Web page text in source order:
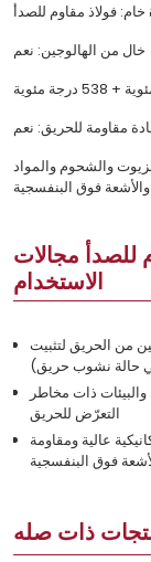
خال من الهالوجين: نعم
مقاومة للحريق: نعم
والشحوم والمواد
للصدأ مجالات
الاستخدام
من الحريق لتثبيت
في حالة نشوب حريق)
ذات مخاطر
التعرّض للحريق
عالية ومقاومة
فوق البنفسجية
ذات صله